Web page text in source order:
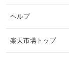
ヘルプ
楽天市場トップ